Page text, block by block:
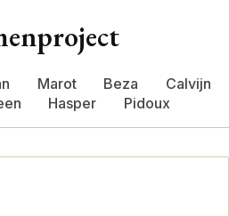
Marot Beza
Calvijn
Hasper Pidoux